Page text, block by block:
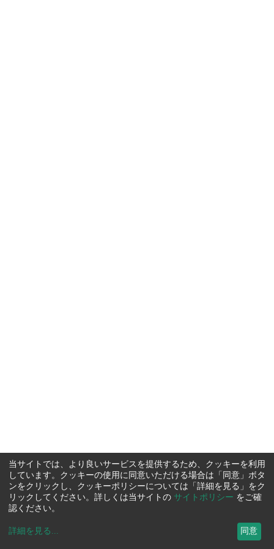
当サイトでは、より良いサービスを提供するため、クッキーを利用
しています。クッキーの使用に同意いただける場合は「同意」ボタ
ンをクリックし、クッキーポリシーについては「詳細を見る」をク
リックしてください。詳しくは当サイトの サイトポリシー をご確
認ください。
詳細を見る ... 同意